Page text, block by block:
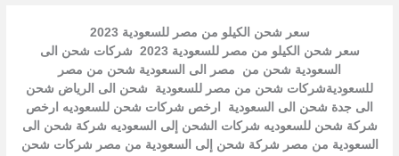
سعر شحن الكيلو من مصر للسعودية 2023
سعر شحن الكيلو من مصر للسعودية 2023 شركات شحن الى
السعودية شحن من مصر الى السعودية شحن من مصر
للسعوديةشركات شحن من مصر للسعودية شحن الى الرياض شحن
الى جدة شحن الى السعودية ارخص شركات شحن للسعوديه ارخص
شركة شحن للسعوديه شركات الشحن إلى السعوديه شركة شحن الى
السعودية من مصر شركة شحن إلى السعودية من مصر شركات شحن